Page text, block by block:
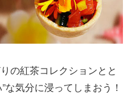
の紅茶コレクションとと
な気分に浸ってしまおう！